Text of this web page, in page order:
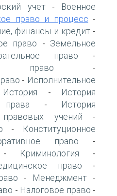
учет-
Военное
право и процесс -
финансы и кредит-
право - Земельное
право -
право -
- Исполнительное
История -
История
-
История
учений -
-
Конституционное
право -
Криминология -
право -
- Менеджмент -
- Налоговое право -